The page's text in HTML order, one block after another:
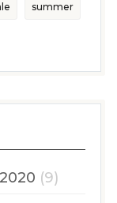
summer
(9)